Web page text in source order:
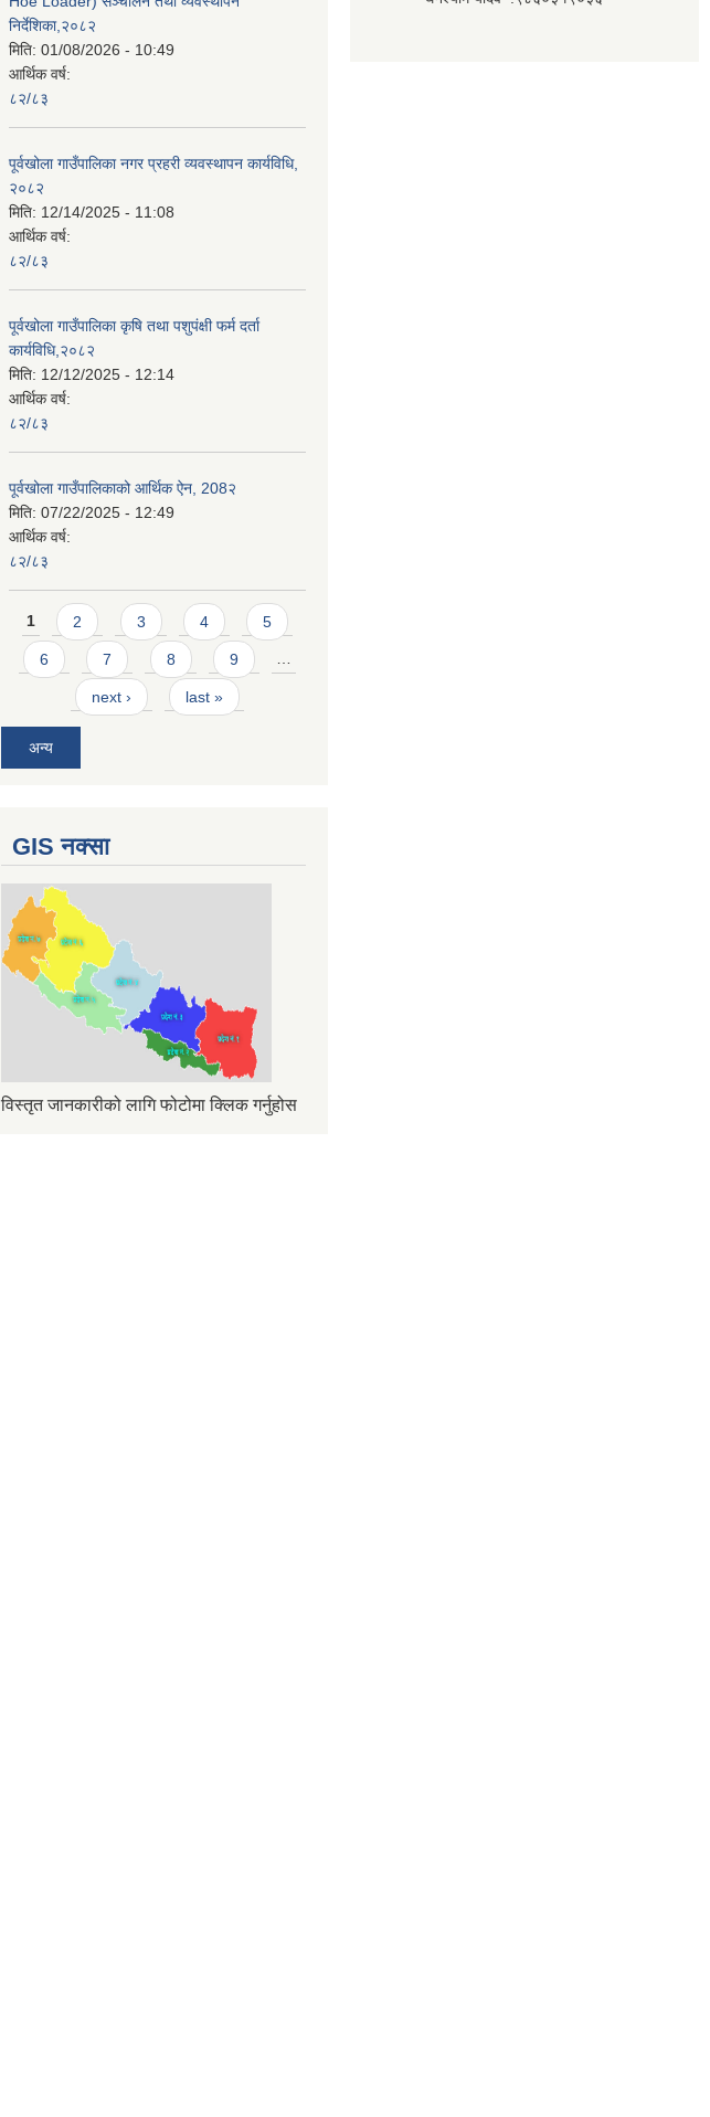
निर्देशिका,२०८२
मिति: 01/08/2026 - 10:49
आर्थिक वर्ष:
८२/८३
पूर्वखोला गाउँपालिका नगर प्रहरी व्यवस्थापन कार्यविधि,
२०८२
मिति: 12/14/2025 - 11:08
आर्थिक वर्ष:
८२/८३
पूर्वखोला गाउँपालिका कृषि तथा पशुपंक्षी फर्म दर्ता
कार्यविधि,२०८२
मिति: 12/12/2025 - 12:14
आर्थिक वर्ष:
८२/८३
पूर्वखोला गाउँपालिकाको आर्थिक ऐन, 208२
मिति: 07/22/2025 - 12:49
आर्थिक वर्ष:
८२/८३
Pages
1 2 3 4 5
6 7 8 9 …
next › last »
अन्य
GIS नक्सा
विस्तृत जानकारीको लागि फोटोमा क्लिक गर्नुहोस